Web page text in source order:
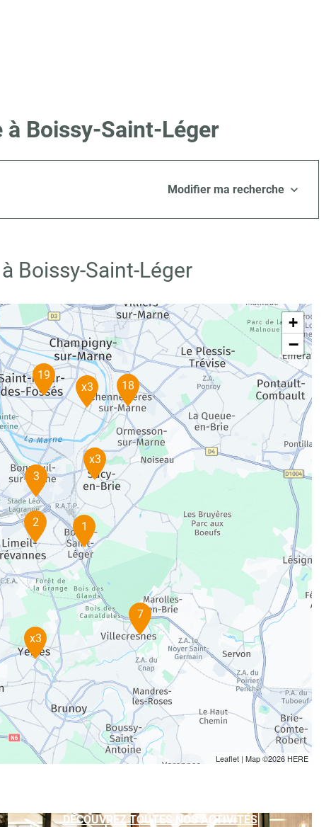
à Boissy-Saint-Léger
Modifier ma recherche
Boissy-Saint-Léger
19
18
x3
x3
7
3
x3
2 1
+
−
Leaflet | Map ©2026 HERE
DÉCOUVREZ TOUTES NOS ACTIVITÉS